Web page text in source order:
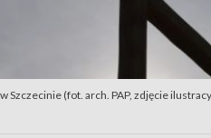
Szczecinie (fot. arch. PAP, zdjęcie